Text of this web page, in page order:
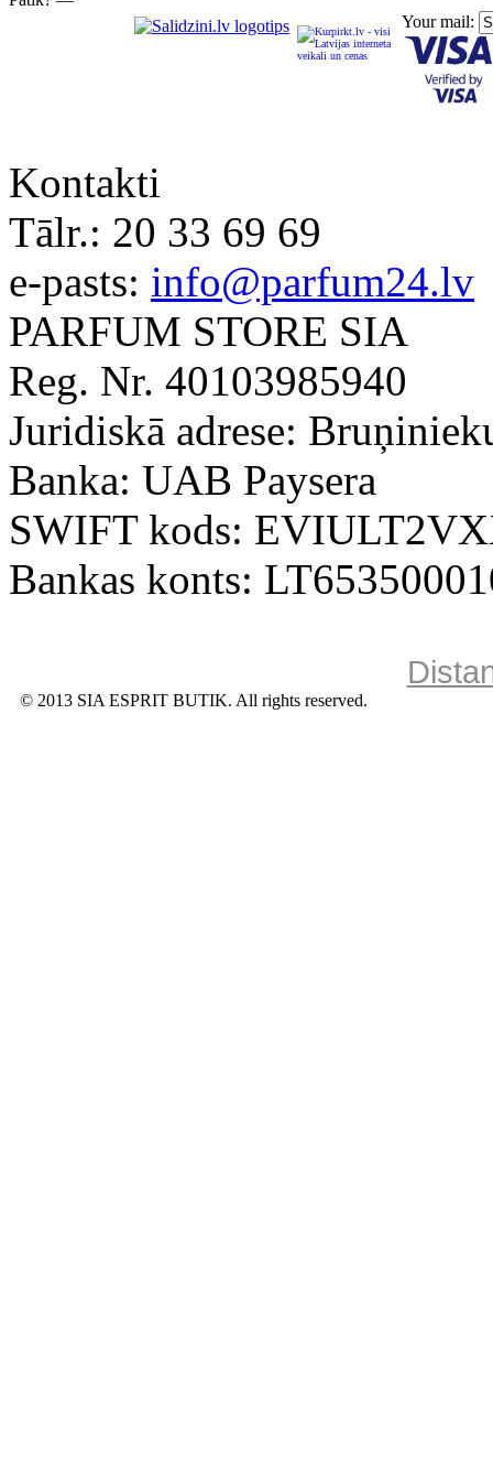
Your mail:
Kontakti
Tālr.: 20 33 69 69
e-pasts: info@parfum24.lv
PARFUM STORE SIA
Reg. Nr. 40103985940
Juridiskā adrese:
Banka: UAB Paysera
SWIFT kods:
Bankas konts:
© 2013 SIA ESPRIT BUTIK. All rights reserved.